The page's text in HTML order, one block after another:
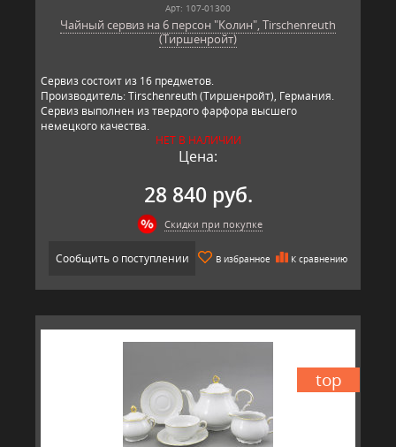
Арт: 107-01300
Чайный сервиз на 6 персон "Колин", Tirschenreuth
(Тиршенройт)
Сервиз состоит из 16 предметов.
Производитель: Tirschenreuth (Тиршенройт), Германия.
Сервиз выполнен из твердого фарфора высшего
немецкого качества.
НЕТ В НАЛИЧИИ
Цена:
28 840 руб.
Скидки при покупке
Сообщить о поступлении В избранное К сравнению
top